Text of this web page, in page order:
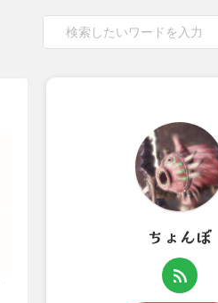
【モンハンNow】2周目チャプ
ちょんぼ